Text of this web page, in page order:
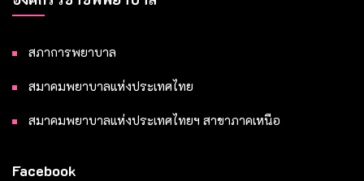
สภาการพยาบาล
สมาคมพยาบาลแห่งประเทศไทย
สมาคมพยาบาลแห่งประเทศไทยฯ สาขาภาคเหนือ
Facebook